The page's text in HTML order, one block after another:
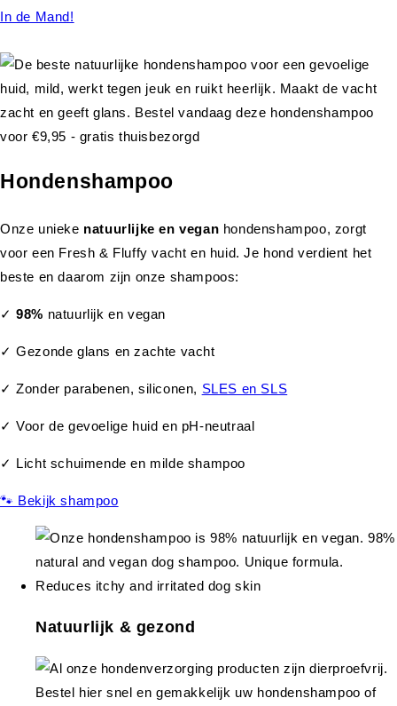
In de Mand!
Hondenshampoo
Onze unieke natuurlijke en vegan hondenshampoo, zorgt
voor een Fresh & Fluffy vacht en huid. Je hond verdient het
beste en daarom zijn onze shampoos:
✓98% natuurlijk en vegan
✓ Gezonde glans en zachte vacht
✓ Zonder parabenen, siliconen, SLES en SLS
✓ Voor de gevoelige huid en pH-neutraal
✓ Licht schuimende en milde shampoo
🐾 Bekijk shampoo
Natuurlijk & gezond